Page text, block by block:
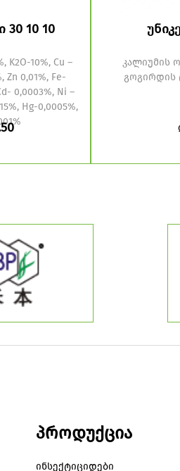
10 10
K2O-10%, Cu –
Zn 0,01%, Fe-
0,0003%, Ni –
Hg-0,0005%,
კალიუმის
გოგირდის
პროდუქცია
ინსექტიციდები